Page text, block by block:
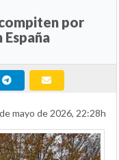
por
mayo de 2026, 22:28h